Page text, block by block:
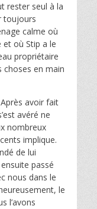
rester seul à la
toujours
calme où
et où Stip a le
propriétaire
choses en main
avoir fait
avéré ne
nombreux
implique.
de lui
passé
nous dans le
le
l’avons